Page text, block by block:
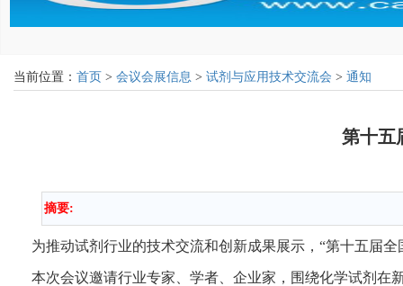
当前位置： 首页 > 会议会展信息 > 试剂与应用技术交流会 > 通知
第十五
摘要:
为推动试剂行业的技术交流和创新成果展示，“第十五届
本次会议邀请行业专家、学者、企业家，围绕化学试剂在